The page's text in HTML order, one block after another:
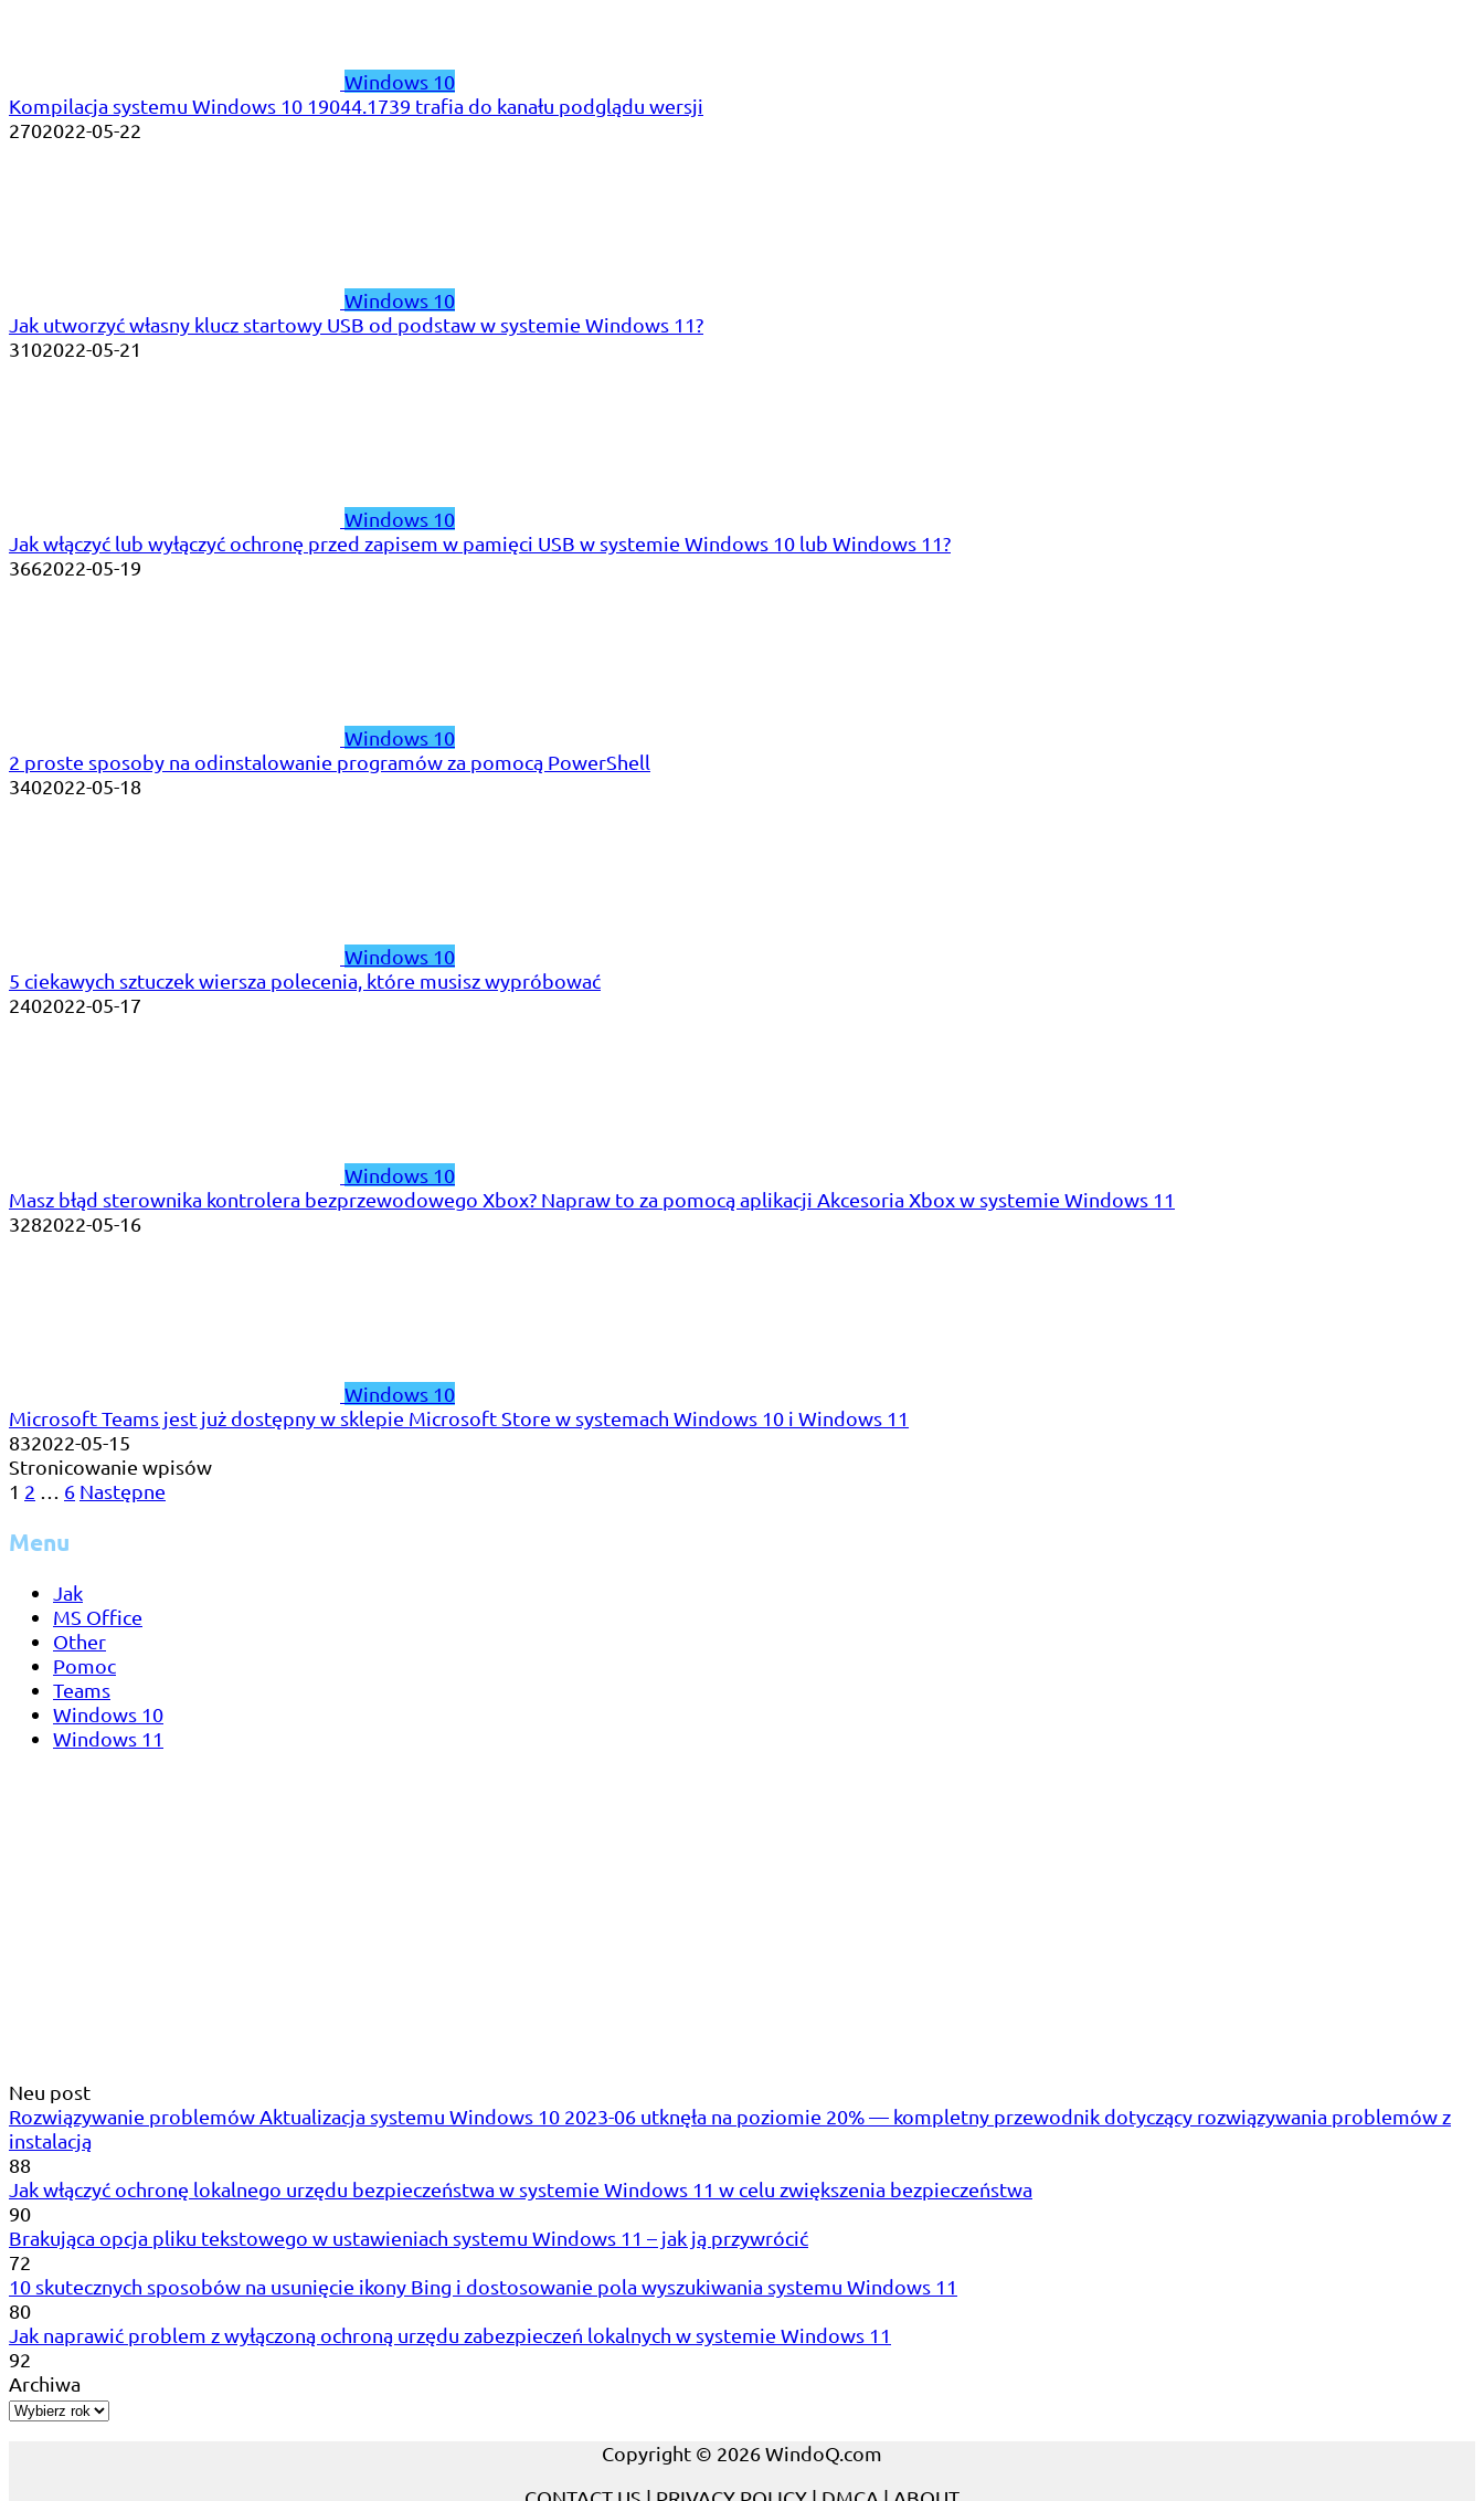
Windows 10
Kompilacja systemu Windows 10 19044.1739 trafia do kanału podglądu wersji
2702022-05-22
Windows 10
Jak utworzyć własny klucz startowy USB od podstaw w systemie Windows 11?
3102022-05-21
Windows 10
Jak włączyć lub wyłączyć ochronę przed zapisem w pamięci USB w systemie Windows 10 lub Windows 11?
3662022-05-19
Windows 10
2 proste sposoby na odinstalowanie programów za pomocą PowerShell
3402022-05-18
Windows 10
5 ciekawych sztuczek wiersza polecenia, które musisz wypróbować
2402022-05-17
Windows 10
Masz błąd sterownika kontrolera bezprzewodowego Xbox? Napraw to za pomocą aplikacji Akcesoria Xbox w systemie Windows 11
3282022-05-16
Windows 10
Microsoft Teams jest już dostępny w sklepie Microsoft Store w systemach Windows 10 i Windows 11
832022-05-15
Stronicowanie wpisów
1 2 … 6 Następne
Menu
Jak
MS Office
Other
Pomoc
Teams
Windows 10
Windows 11
Neu post
Rozwiązywanie problemów Aktualizacja systemu Windows 10 2023-06 utknęła na poziomie 20% — kompletny przewodnik dotyczący rozwiązywania problemów z
instalacją
88
Jak włączyć ochronę lokalnego urzędu bezpieczeństwa w systemie Windows 11 w celu zwiększenia bezpieczeństwa
90
Brakująca opcja pliku tekstowego w ustawieniach systemu Windows 11 – jak ją przywrócić
72
10 skutecznych sposobów na usunięcie ikony Bing i dostosowanie pola wyszukiwania systemu Windows 11
80
Jak naprawić problem z wyłączoną ochroną urzędu zabezpieczeń lokalnych w systemie Windows 11
92
Archiwa
Copyright © 2026 WindoQ.com